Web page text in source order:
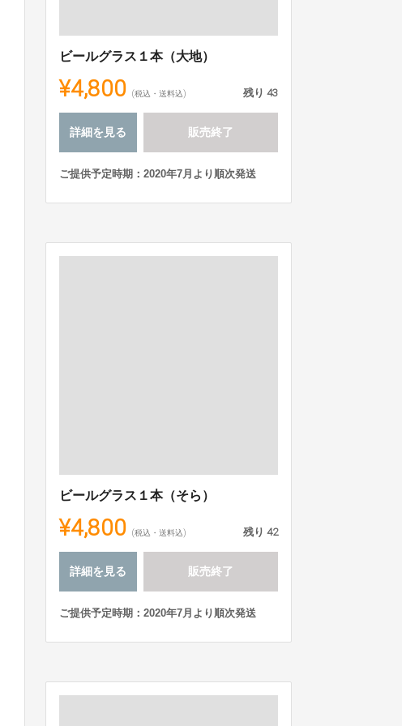
ビールグラス１本（大地）
¥4,800 (税込・送料込) 残り 43
詳細を見る 販売終了
ご提供予定時期：2020年7月より順次発送
ビールグラス１本（そら）
¥4,800 (税込・送料込) 残り 42
詳細を見る 販売終了
ご提供予定時期：2020年7月より順次発送